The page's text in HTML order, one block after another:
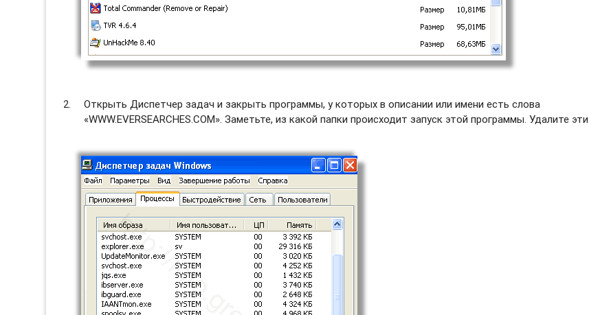
Открыть Диспетчер задач и закрыть программы, у которых в описании или имени есть слова
«WWW.EVERSEARCHES.COM». Заметьте, из какой папки происходит запуск этой программы. Удалите